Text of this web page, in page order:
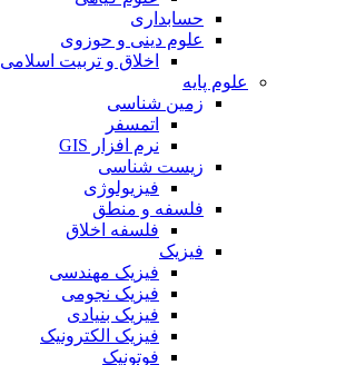
حسابداری
علوم دینی و حوزوی
اخلاق و تربیت اسلامی
علوم پایه
زمین شناسی
اتمسفر
نرم افزار GIS
زیست شناسی
فیزیولوژی
فلسفه و منطق
فلسفه اخلاق
فیزیک
فیزیک مهندسی
فیزیک نجومی
فیزیک بنیادی
فیزیک الکترونیک
فوتونیک